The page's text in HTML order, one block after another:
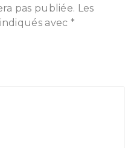
pas publiée. Les
avec *